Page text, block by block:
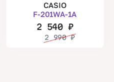
CASIO
F-201WA-1A
2 540₽
2 990₽